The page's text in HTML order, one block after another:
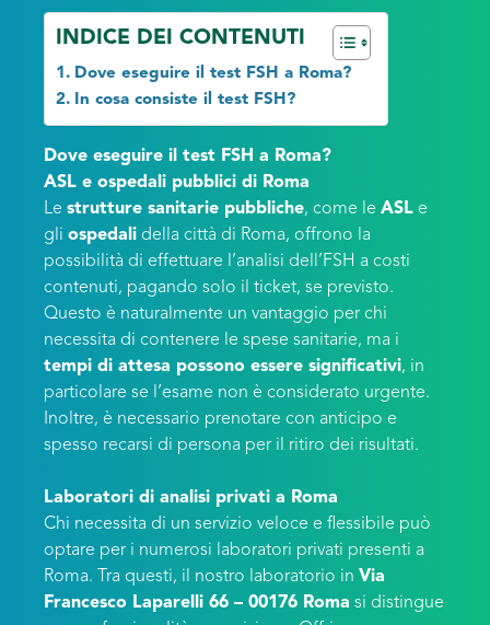
INDICE DEI CONTENUTI
Dove eseguire il test FSH a Roma?
In cosa consiste il test FSH?
Dove eseguire il test FSH a Roma?
ASL e ospedali pubblici di Roma
Le strutture sanitarie pubbliche, come le ASL e
gli ospedali della città di Roma, offrono la
possibilità di effettuare l’analisi dell’FSH a costi
contenuti, pagando solo il ticket, se previsto.
Questo è naturalmente un vantaggio per chi
necessita di contenere le spese sanitarie, ma i
tempi di attesa possono essere significativi, in
particolare se l’esame non è considerato urgente.
Inoltre, è necessario prenotare con anticipo e
spesso recarsi di persona per il ritiro dei risultati.
Laboratori di analisi privati a Roma
Chi necessita di un servizio veloce e flessibile può
optare per i numerosi laboratori privati presenti a
Roma. Tra questi, il nostro laboratorio in Via
Francesco Laparelli 66 – 00176 Roma si distingue